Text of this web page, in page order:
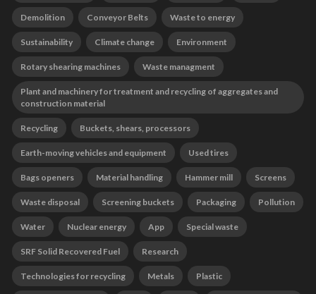
Demolition Conveyor Belts Waste to energy
Sustainability Climate change Environment
Rotary shearing machines Waste managment
Plant and machinery for treatment and recycling of aggregates and
construction material
Recycling Buckets, shears, processors
Earth-moving vehicles and equipment Used tires
Bags openers Material handling Hammer mill Screens
Waste disposal Screening buckets Packaging Pollution
Water Nuclear energy App Special waste
SRF Solid Recovered Fuel Research
Technologies for recycling Metals Plastic